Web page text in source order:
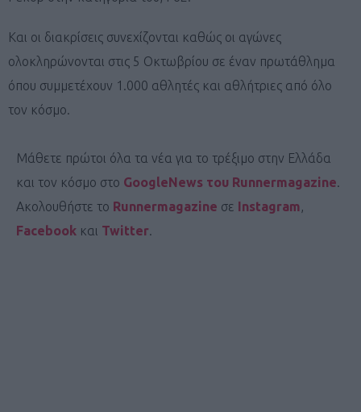
Και οι διακρίσεις συνεχίζονται καθώς οι αγώνες
ολοκληρώνονται στις 5 Οκτωβρίου σε έναν πρωτάθλημα
όπου συμμετέχουν 1.000 αθλητές και αθλήτριες από όλο
τον κόσμο.
Μάθετε πρώτοι όλα τα νέα για το τρέξιμο στην Ελλάδα
και τον κόσμο στο GoogleNews του Runnermagazine.
Ακολουθήστε το Runnermagazine σε Instagram,
Facebook και Twitter.